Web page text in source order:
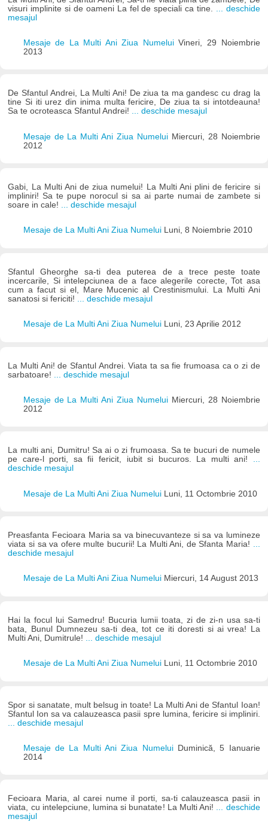
visuri implinite si de oameni La fel de speciali ca tine.
... deschide
mesajul
Mesaje de La Multi Ani Ziua NumeluiVineri, 29 Noiembrie
2013
De Sfantul Andrei, La Multi Ani! De ziua ta ma gandesc cu drag la
tine Si iti urez din inima multa fericire, De ziua ta si intotdeauna!
Sa te ocroteasca Sfantul Andrei! ... deschide mesajul
Mesaje de La Multi Ani Ziua Numelui Miercuri, 28 Noiembrie
2012
Gabi, La Multi Ani de ziua numelui! La Multi Ani plini de fericire si
impliniri! Sa te pupe norocul si sa ai parte numai de zambete si
soare in cale! ... deschide mesajul
Mesaje de La Multi Ani Ziua Numelui Luni, 8 Noiembrie 2010
Sfantul Gheorghe sa-ti dea puterea de a trece peste toate
incercarile, Si intelepciunea de a face alegerile corecte, Tot asa
cum a facut si el, Mare Mucenic al Crestinismului. La Multi Ani
sanatosi si fericiti!
... deschide mesajul
Mesaje de La Multi Ani Ziua Numelui Luni, 23 Aprilie 2012
La Multi Ani! de Sfantul Andrei. Viata ta sa fie frumoasa ca o zi de
sarbatoare!
... deschide mesajul
Mesaje de La Multi Ani Ziua Numelui Miercuri, 28 Noiembrie
2012
La multi ani, Dumitru! Sa ai o zi frumoasa. Sa te bucuri de numele
pe care-l porti, sa fii fericit, iubit si bucuros. La multi ani! ...
deschide mesajul
Mesaje de La Multi Ani Ziua Numelui Luni, 11 Octombrie 2010
Preasfanta Fecioara Maria sa va binecuvanteze si sa va lumineze
viata si sa va ofere multe bucurii! La Multi Ani, de Sfanta Maria! ...
deschide mesajul
Mesaje de La Multi Ani Ziua Numelui Miercuri, 14 August 2013
Hai la focul lui Samedru! Bucuria lumii toata, zi de zi-n usa sa-ti
bata, Bunul Dumnezeu sa-ti dea, tot ce iti doresti si ai vrea! La
Multi Ani, Dumitrule!
... deschide mesajul
Mesaje de La Multi Ani Ziua Numelui Luni, 11 Octombrie 2010
Spor si sanatate, mult belsug in toate! La Multi Ani de Sfantul Ioan!
Sfantul Ion sa va calauzeasca pasii spre lumina, fericire si impliniri.
... deschide mesajul
Mesaje de La Multi Ani Ziua Numelui Duminică, 5 Ianuarie
2014
Fecioara Maria, al carei nume il porti, sa-ti calauzeasca pasii in
viata, cu intelepciune, lumina si bunatate! La Multi Ani! ... deschide
mesajul